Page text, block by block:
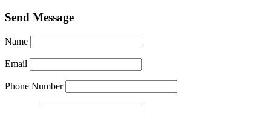
Send Message
Name
Email
Phone Number